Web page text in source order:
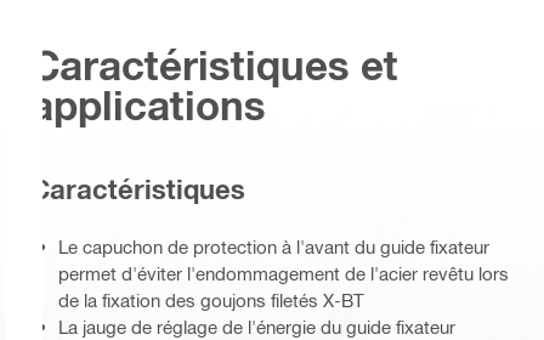
Caractéristiques et
applications
Caractéristiques
Le capuchon de protection à l'avant du guide fixateur
permet d'éviter l'endommagement de l'acier revêtu lors
de la fixation des goujons filetés X-BT
La jauge de réglage de l'énergie du guide fixateur